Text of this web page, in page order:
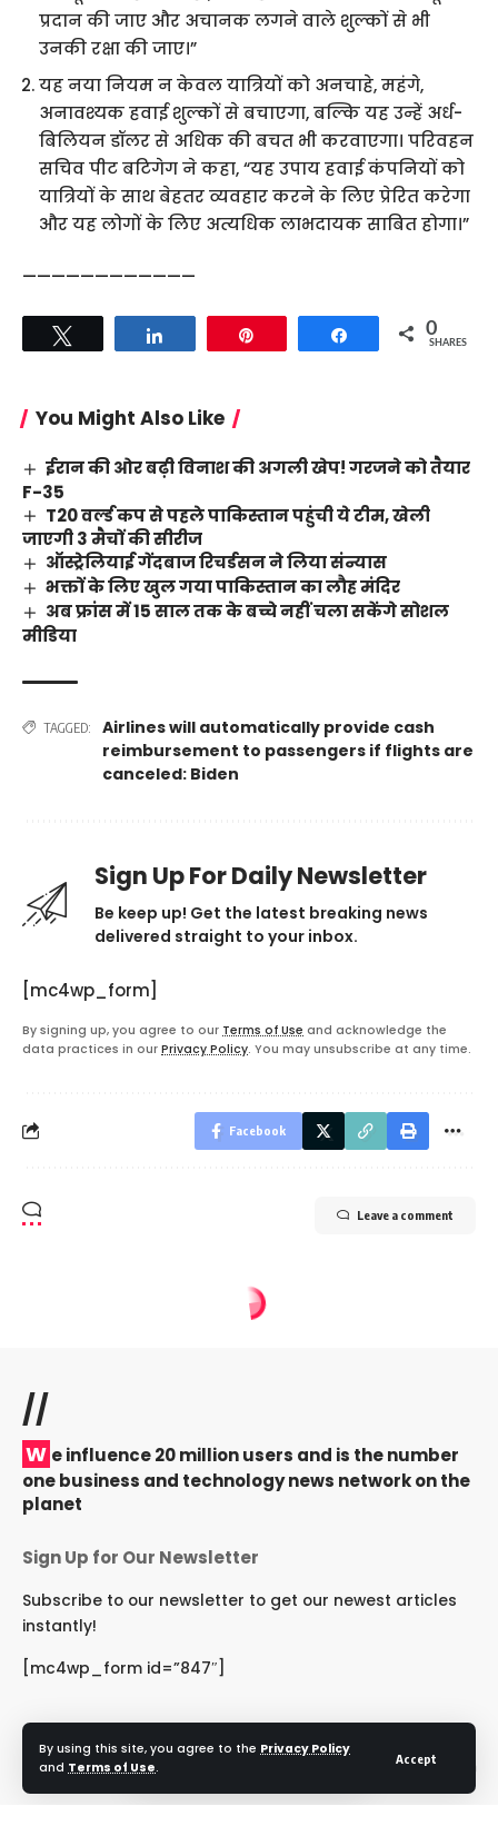
By using this site, you agree to the Privacy Policy
and Terms of Use.
Accept
प्रदान की जाए और अचानक लगने वाले शुल्कों से भी
उनकी रक्षा की जाए।”
यह नया नियम न केवल यात्रियों को अनचाहे, महंगे,
अनावश्यक हवाई शुल्कों से बचाएगा, बल्कि यह उन्हें अर्ध-
बिलियन डॉलर से अधिक की बचत भी करवाएगा। परिवहन
सचिव पीट बटिगेग ने कहा, “यह उपाय हवाई कंपनियों को
यात्रियों के साथ बेहतर व्यवहार करने के लिए प्रेरित करेगा
और यह लोगों के लिए अत्यधिक लाभदायक साबित होगा।”
————————————
Share 0
SHARES
You Might Also Like
ईरान की ओर बढ़ी विनाश की अगली खेप! गरजने को तैयार
F-35
T20 वर्ल्ड कप से पहले पाकिस्तान पहुंची ये टीम, खेली
जाएगी 3 मैचों की सीरीज
ऑस्ट्रेलियाई गेंदबाज रिचर्डसन ने लिया संन्यास
भक्तों के लिए खुल गया पाकिस्तान का लौह मंदिर
अब फ्रांस में 15 साल तक के बच्चे नहीं चला सकेंगे सोशल
मीडिया
TAGGED:
Airlines will automatically provide cash
reimbursement to passengers if flights are
canceled: Biden
Sign Up For Daily Newsletter
Be keep up! Get the latest breaking news
delivered straight to your inbox.
[mc4wp_form]
By signing up, you agree to our Terms of Use and acknowledge the
data practices in our Privacy Policy. You may unsubscribe at any time.
Facebook
Leave a comment
//
W e influence 20 million users and is the number
one business and technology news network on the
planet
Sign Up for Our Newsletter
Subscribe to our newsletter to get our newest articles
instantly!
[mc4wp_form id=”847″]